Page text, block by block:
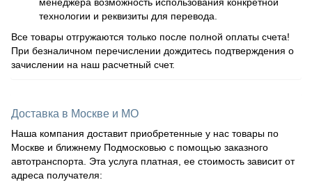
технологии и реквизиты для перевода.
Все товары отгружаются только после полной оплаты счета!
При безналичном перечислении дождитесь подтверждения о
зачислении на наш расчетный счет.
Доставка в Москве и МО
Наша компания доставит приобретенные у нас товары по
Москве и ближнему Подмосковью с помощью заказного
автотранспорта. Эта услуга платная, ее стоимость зависит от
адреса получателя: